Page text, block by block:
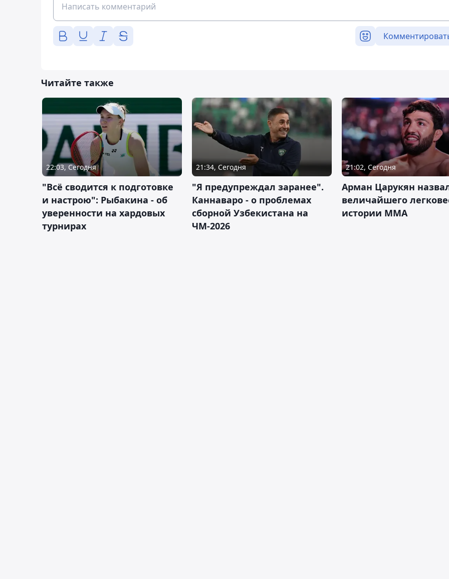
Читайте также
22:03, Сегодня
"Всё сводится к подготовке
и настрою": Рыбакина - об
уверенности на хардовых
турнирах
21:34, Сегодня
"Я предупреждал заранее".
Каннаваро - о проблемах
сборной Узбекистана на
ЧМ-2026
21:02, Сегодня
Арман Царукян
величайшего
истории ММА